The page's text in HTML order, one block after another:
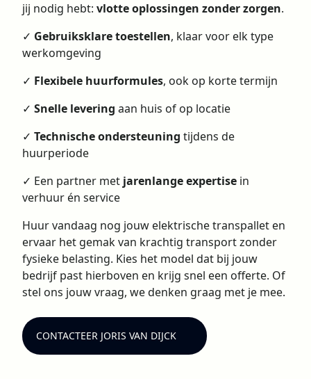
jij nodig hebt: vlotte oplossingen zonder zorgen.
✓ Gebruiksklare toestellen, klaar voor elk type
werkomgeving
✓ Flexibele huurformules, ook op korte termijn
✓ Snelle levering aan huis of op locatie
✓ Technische ondersteuning tijdens de
huurperiode
✓ Een partner met jarenlange expertise in
verhuur én service
Huur vandaag nog jouw elektrische transpallet en
ervaar het gemak van krachtig transport zonder
fysieke belasting. Kies het model dat bij jouw
bedrijf past hierboven en krijg snel een offerte. Of
stel ons jouw vraag, we denken graag met je mee.
CONTACTEER JORIS VAN DIJCK